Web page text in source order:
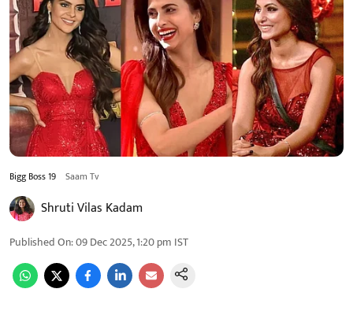
Bigg Boss 19 Saam Tv
Shruti Vilas Kadam
Published On:09 Dec 2025, 1:20 pm IST